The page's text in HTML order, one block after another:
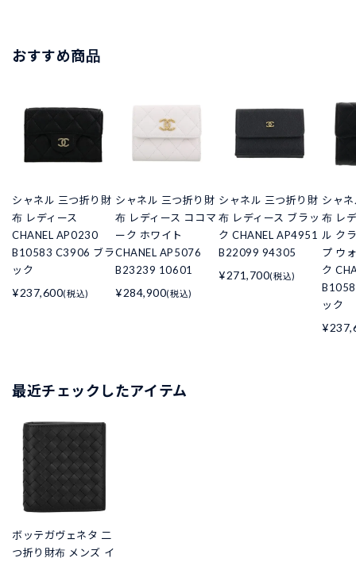
おすすめ商品
シャネル 三つ折り財
布 レディース
CHANEL AP0230
B10583 C3906 ブラ
ック
¥237,600(税込)
シャネル 三つ折り財
布 レディース ココマ
ーク ホワイト
CHANEL AP5076
B23239 10601
¥284,900(税込)
シャネル 三つ折り財
布 レディース ブラッ
ク CHANEL AP4951
B22099 94305
¥271,700(税込)
シャ
布 レ
ル ク
プ ウ
ク
ック
最近チェックしたアイテム
ボッテガヴェネタ 二
つ折り財布 メンズ イ